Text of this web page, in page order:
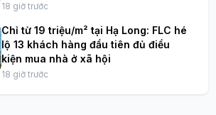
18 giờ trước
Chỉ từ 19 triệu/m² tại Hạ Long: FLC hé
lộ 13 khách hàng đầu tiên đủ điều
kiện mua nhà ở xã hội
18 giờ trước